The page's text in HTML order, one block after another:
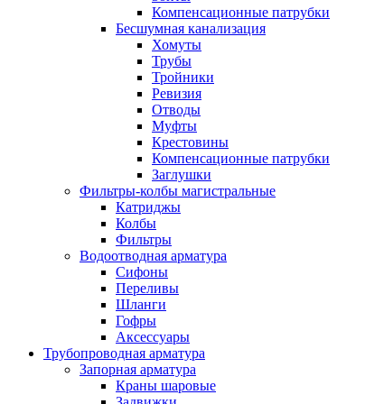
Компенсационные патрубки
Бесшумная канализация
Хомуты
Трубы
Тройники
Ревизия
Отводы
Муфты
Крестовины
Компенсационные патрубки
Заглушки
Фильтры-колбы магистральные
Катриджы
Колбы
Фильтры
Водоотводная арматура
Сифоны
Переливы
Шланги
Гофры
Аксессуары
Трубопроводная арматура
Запорная арматура
Краны шаровые